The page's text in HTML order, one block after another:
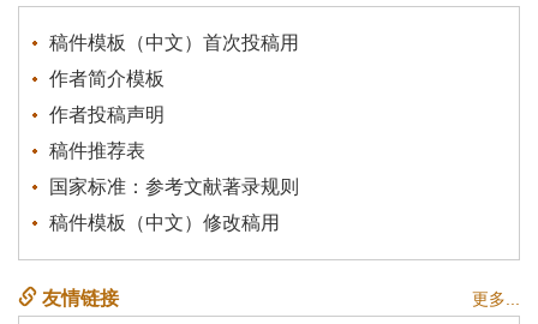
稿件模板（中文）首次投稿用
作者简介模板
作者投稿声明
稿件推荐表
国家标准：参考文献著录规则
稿件模板（中文）修改稿用
友情链接 更多...